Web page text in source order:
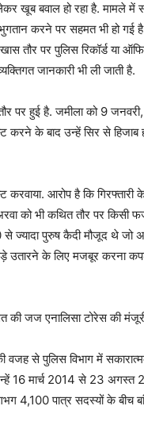
खूब बवाल हो रहा है. मामले
करने पर सहमत भी हो गई
तौर पर पुलिस रिकॉर्ड या
जानकारी भी ली जाती है.
पर हुई है. जमीला को 9
करने के बाद उन्हें सिर से हिजाब
आरोप है कि गिरफ्तारी
को भी कथित तौर पर किसी
से ज्यादा पुरुष कैदी मौजूद थे
उतारने के लिए मजबूर करना
की जज एनालिसा टोरेस की
वजह से पुलिस विभाग में
16 मार्च 2014 से 23 अगस्त
4,100 पात्र सदस्यों के बीच